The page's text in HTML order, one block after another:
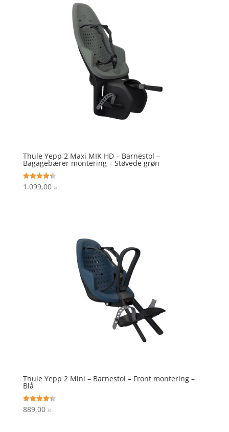
Thule Yepp 2 Maxi MIK HD – Barnestol –
Bagagebærer montering – Støvede grøn
Vurderet
4.3
1.099,00 kr.
Thule Yepp 2 Mini – Barnestol – Front montering –
Blå
Vurderet
4.3
889,00 kr.